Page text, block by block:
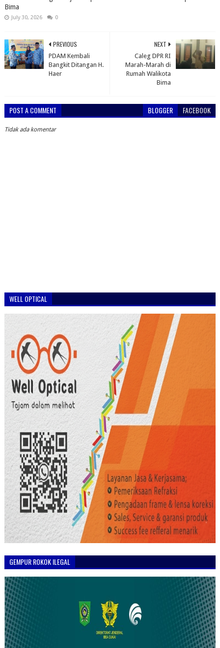
Bima
July 30, 2026 0
NEXT
Caleg DPR RI
Marah-Marah di
Rumah Walikota
Bima
PREVIOUS
PDAM Kembali
Bangkit Ditangan H.
Haer
POST A COMMENT BLOGGER FACEBOOK
Tidak ada komentar
WELL OPTICAL
GEMPUR ROKOK ILEGAL